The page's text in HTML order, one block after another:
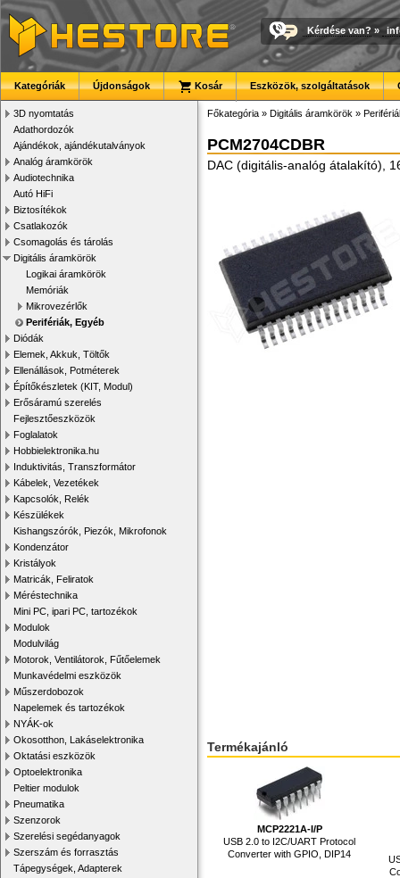
Kérdése van? »
Kategóriák Újdonságok Kosár Eszközök, szolgáltatások
3D nyomtatás
Adathordozók
Ajándékok, ajándékutalványok
Analóg áramkörök
Audiotechnika
Autó HiFi
Biztosítékok
Csatlakozók
Csomagolás és tárolás
Digitális áramkörök
Logikai áramkörök
Memóriák
Mikrovezérlők
Perifériák, Egyéb
Diódák
Elemek, Akkuk, Töltők
Ellenállások, Potméterek
Építőkészletek (KIT, Modul)
Erősáramú szerelés
Fejlesztőeszközök
Foglalatok
Hobbielektronika.hu
Induktivitás, Transzformátor
Kábelek, Vezetékek
Kapcsolók, Relék
Készülékek
Kishangszórók, Piezók, Mikrofonok
Kondenzátor
Kristályok
Matricák, Feliratok
Méréstechnika
Mini PC, ipari PC, tartozékok
Modulok
Modulvilág
Motorok, Ventilátorok, Fűtőelemek
Munkavédelmi eszközök
Műszerdobozok
Napelemek és tartozékok
NYÁK-ok
Okosotthon, Lakáselektronika
Oktatási eszközök
Optoelektronika
Peltier modulok
Pneumatika
Szenzorok
Szerelési segédanyagok
Szerszám és forrasztás
Tápegységek, Adapterek
Főkategória » Digitális áramkörök »
PCM2704CDBR
DAC (digitális-analóg átalakító),
Termékajánló
MCP2221A-I/P
USB 2.0 to I2C/UART Protocol
Converter with GPIO, DIP14